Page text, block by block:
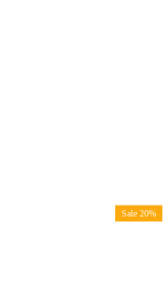
Sale 20%